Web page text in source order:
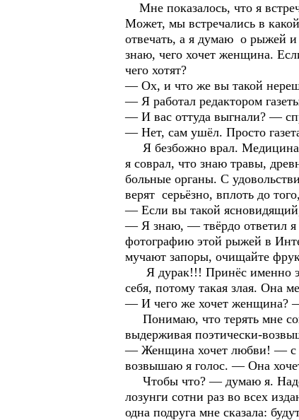
Мне показалось, что я
Может, мы встречались в
отвечать, а я думаю о рыжей и
знаю, чего хочет женщина.
чего хотят?
— Ох, и что же вы такой
— Я работал редактором
— И вас оттуда выгнали? —
— Нет, сам ушёл. Просто
Я безбожно врал. Медицина,
я соврал, что знаю травы,
больные органы. С
верят серьёзно, вплоть до
— Если вы такой
— Я знаю, — твёрдо ответил я
фотографию этой рыжей в
мучают запоры, очищайте
Я дурак!!! Принёс именно
себя, потому такая злая. Она
— И чего же хочет женщина?
Понимаю, что терять мне
выдерживая поэтически-
— Женщина хочет любви! — с
возвышаю я голос. — Она
Чтобы что? — думаю я. Надо
лозунги сотни раз во всех
одна подруга мне сказала: